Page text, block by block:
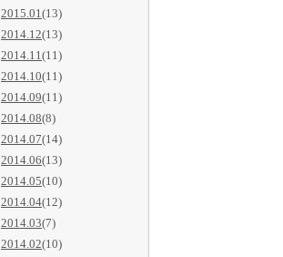
2015.01(13)
2014.12(13)
2014.11(11)
2014.10(11)
2014.09(11)
2014.08(8)
2014.07(14)
2014.06(13)
2014.05(10)
2014.04(12)
2014.03(7)
2014.02(10)